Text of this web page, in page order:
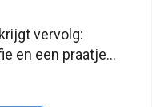
vervolg:
en een praatje